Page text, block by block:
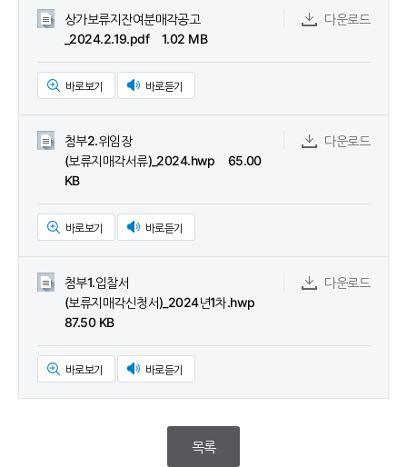
상가보류지잔여분매각공고
_2024.2.19.pdf 1.02 MB
다운로드
바로보기 바로듣기
첨부2.위임장
(보류지매각서류)_2024.hwp 65.00
KB
다운로드
바로보기 바로듣기
첨부1.입찰서
(보류지매각신청서)_2024년1차.hwp
87.50 KB
다운로드
바로보기 바로듣기
목록